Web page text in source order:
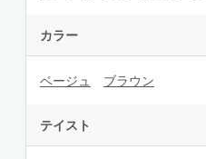
カラー
ベージュ ブラウン
テイスト